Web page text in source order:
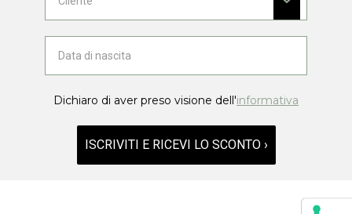
Dichiaro di aver preso visione dell'informativa
ISCRIVITI E RICEVI LO SCONTO ›